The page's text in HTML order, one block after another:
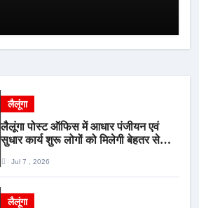
लैलूंगा
लैलूंगा पोस्ट ऑफिस में आधार पंजीयन एवं
सुधार कार्य शुरू लोगों को मिलेगी बेहतर सेवा,
Jul 7 , 2026
लैलूंगा